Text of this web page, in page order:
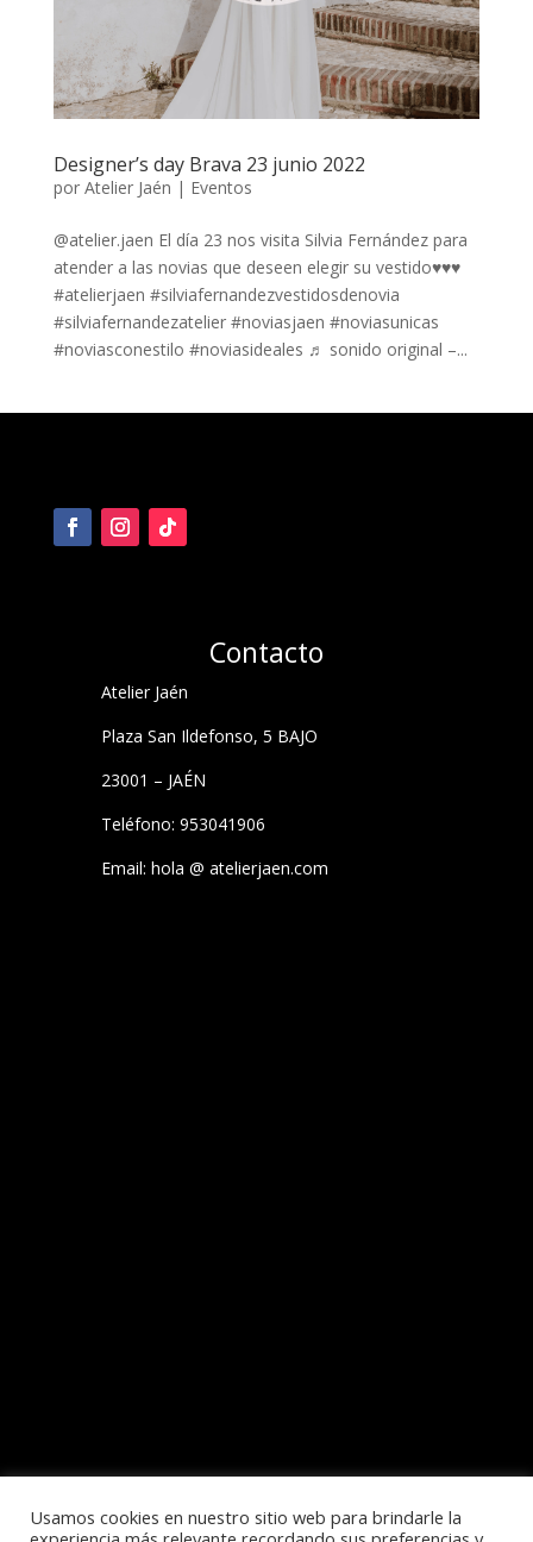
Designer’s day Brava 23 junio 2022
por Atelier Jaén | Eventos
@atelier.jaen El día 23 nos visita Silvia Fernández para
atender a las novias que deseen elegir su vestido♥️♥️♥️
#atelierjaen #silviafernandezvestidosdenovia
#silviafernandezatelier #noviasjaen #noviasunicas
#noviasconestilo #noviasideales ♬ sonido original –...
Contacto
Atelier Jaén
Plaza San Ildefonso, 5 BAJO
23001 – JAÉN
Teléfono: 953041906
Email: hola @ atelierjaen.com
Usamos cookies en nuestro sitio web para brindarle la